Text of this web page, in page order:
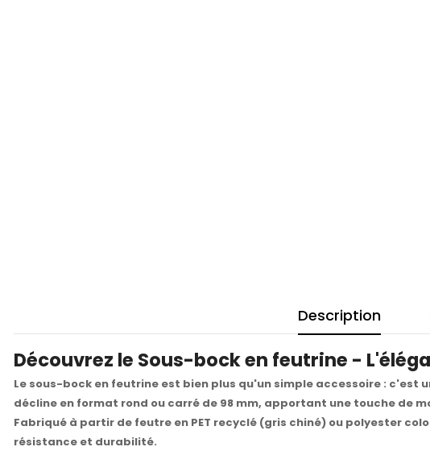
Description
Découvrez le Sous-bock en feutrine -
Le sous-bock en feutrine est bien plus qu'un simple accessoire :
décline en format rond ou carré de 98 mm, apportant une touche
Fabriqué à partir de feutre en PET recyclé (gris chiné) ou polyester
résistance et durabilité.